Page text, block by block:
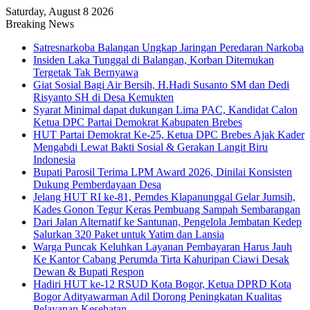
Saturday, August 8 2026
Breaking News
Satresnarkoba Balangan Ungkap Jaringan Peredaran Narkoba
Insiden Laka Tunggal di Balangan, Korban Ditemukan
Tergetak Tak Bernyawa
Giat Sosial Bagi Air Bersih, H.Hadi Susanto SM dan Dedi
Risyanto SH di Desa Kemukten
Syarat Minimal dapat dukungan Lima PAC, Kandidat Calon
Ketua DPC Partai Demokrat Kabupaten Brebes
HUT Partai Demokrat Ke-25, Ketua DPC Brebes Ajak Kader
Mengabdi Lewat Bakti Sosial & Gerakan Langit Biru
Indonesia
Bupati Parosil Terima LPM Award 2026, Dinilai Konsisten
Dukung Pemberdayaan Desa
Jelang HUT RI ke-81, Pemdes Klapanunggal Gelar Jumsih,
Kades Gonon Tegur Keras Pembuang Sampah Sembarangan
Dari Jalan Alternatif ke Santunan, Pengelola Jembatan Kedep
Salurkan 320 Paket untuk Yatim dan Lansia
Warga Puncak Keluhkan Layanan Pembayaran Harus Jauh
Ke Kantor Cabang Perumda Tirta Kahuripan Ciawi Desak
Dewan & Bupati Respon
Hadiri HUT ke-12 RSUD Kota Bogor, Ketua DPRD Kota
Bogor Adityawarman Adil Dorong Peningkatan Kualitas